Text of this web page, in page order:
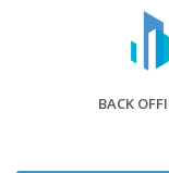
BACK